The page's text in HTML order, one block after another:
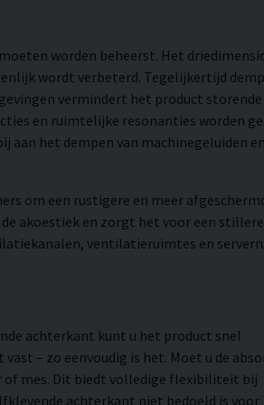
worden beheerst. Het
wordt verbeterd. Tegelijkertijd
vermindert het product storende
en ruimtelijke resonanties worden
het dempen van machinegeluiden
om een rustigere en meer
akoestiek en zorgt het voor een
ventilatieruimtes en
achterkant kunt u het product snel
– zo eenvoudig is het. Moet u de
of mes. Dit biedt volledige flexibiliteit bij
achterkant niet bedoeld is voor